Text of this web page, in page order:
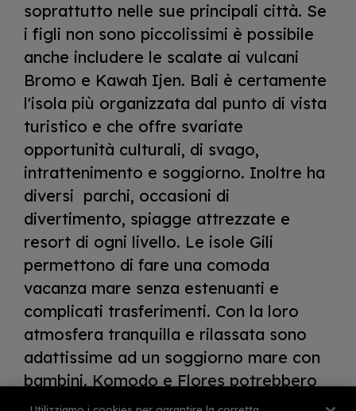
soprattutto nelle sue principali città. Se
i figli non sono piccolissimi è possibile
anche includere le scalate ai vulcani
Bromo e Kawah Ijen. Bali è certamente
l'isola più organizzata dal punto di vista
turistico e che offre svariate
opportunità culturali, di svago,
intrattenimento e soggiorno. Inoltre ha
diversi parchi, occasioni di
divertimento, spiagge attrezzate e
resort di ogni livello. Le isole Gili
permettono di fare una comoda
vacanza mare senza estenuanti e
complicati trasferimenti. Con la loro
atmosfera tranquilla e rilassata sono
adattissime ad un soggiorno mare con
bambini. Komodo e Flores potrebbero
essere una splendida idea per coloro